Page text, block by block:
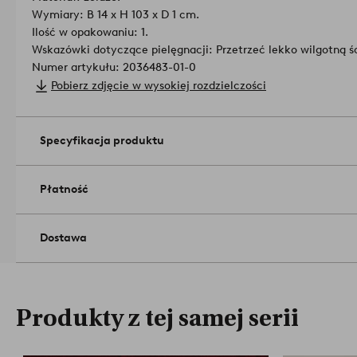
Wymiary: B 14 x H 103 x D 1 cm.
Ilość w opakowaniu: 1.
Wskazówki dotyczące pielęgnacji: Przetrzeć lekko wilgotną
Numer artykułu: 2036483-01-0
Pobierz zdjęcie w wysokiej rozdzielczości
Specyfikacja produktu
Płatność
Dostawa
Produkty z tej samej serii